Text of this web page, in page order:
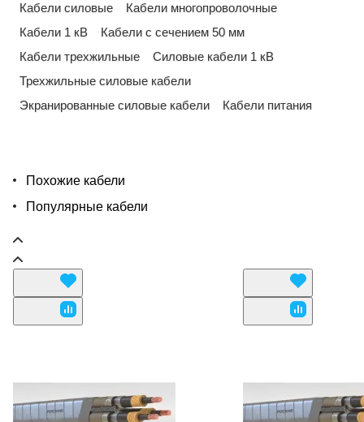
Кабели силовые
Кабели многопроволочные
Кабели 1 кВ
Кабели с сечением 50 мм
Кабели трехжильные
Силовые кабели 1 кВ
Трехжильные силовые кабели
Экранированные силовые кабели
Кабели питания
Похожие кабели
Популярные кабели